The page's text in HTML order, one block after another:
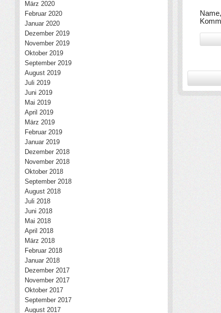
März 2020
Februar 2020
Januar 2020
Dezember 2019
November 2019
Oktober 2019
September 2019
August 2019
Juli 2019
Juni 2019
Mai 2019
April 2019
März 2019
Februar 2019
Januar 2019
Dezember 2018
November 2018
Oktober 2018
September 2018
August 2018
Juli 2018
Juni 2018
Mai 2018
April 2018
März 2018
Februar 2018
Januar 2018
Dezember 2017
November 2017
Oktober 2017
September 2017
August 2017